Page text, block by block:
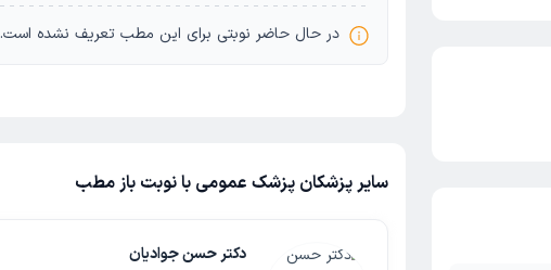
در حال حاضر نوبتی برای این مطب تعریف نشده است.
سایر پزشکان پزشک عمومی با نوبت باز مطب
دکتر حسن جوادیان